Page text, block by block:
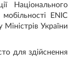
Національного
ENIC
України
для здійснення